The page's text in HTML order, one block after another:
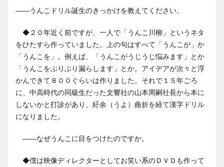
――うんこドリル誕生のきっかけを教えてください。
◆２０年近く前ですが、一人で「うんこ川柳」というネタ
をひたすら作っていました。上の句はすべて「うんこが」か
「うんこを」。例えば、「うんこがうじうじ悩みます」とか
「うんこをぶりぶり漏らします」とか。アイデアが次々と浮
かんできて８００ぐらいは作りました。それで１５年ごろ
に、中高時代の同級生だった文響社の山本周嗣社長から本に
しないかと打診があり、紆余（うよ）曲折を経て漢字ドリル
になりました。
――なぜうんこに目をつけたのですか。
◆僕は映像ディレクターとしてお笑い系のＤＶＤも作って